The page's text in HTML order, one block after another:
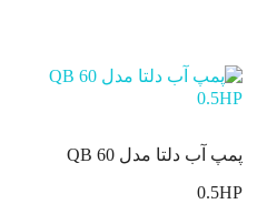
پمپ آب دلتا مدل QB 60
0.5HP